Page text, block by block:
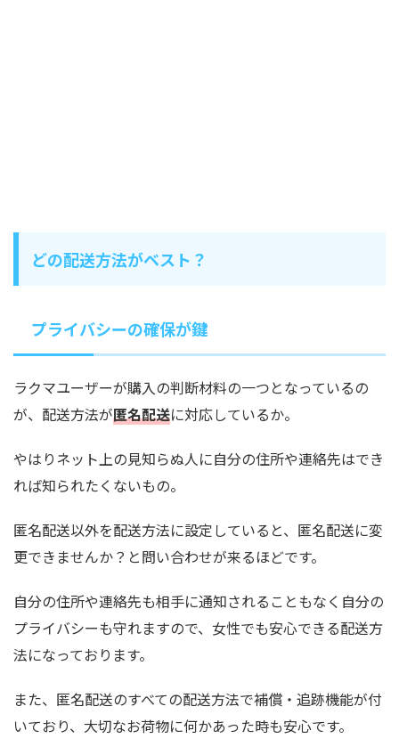
どの配送方法がベスト？
プライバシーの確保が鍵
ラクマユーザーが購入の判断材料の一つとなっているの
が、配送方法が匿名配送に対応しているか。
やはりネット上の見知らぬ人に自分の住所や連絡先はでき
れば知られたくないもの。
匿名配送以外を配送方法に設定していると、匿名配送に変
更できませんか？と問い合わせが来るほどです。
自分の住所や連絡先も相手に通知されることもなく自分の
プライバシーも守れますので、女性でも安心できる配送方
法になっております。
また、匿名配送のすべての配送方法で補償・追跡機能が付
いており、大切なお荷物に何かあった時も安心です。